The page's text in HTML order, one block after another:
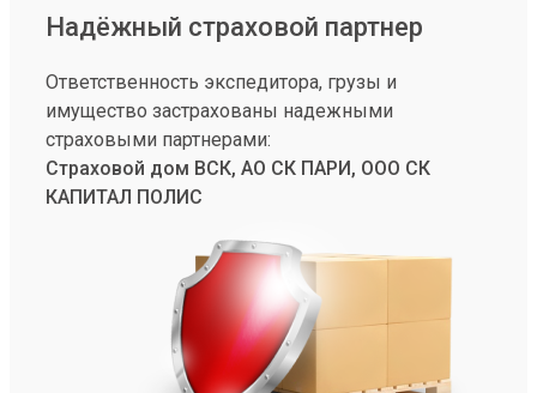
Надёжный страховой партнер
Ответственность экспедитора, грузы и
имущество застрахованы надежными
страховыми партнерами:
Страховой дом ВСК, АО СК ПАРИ, ООО СК
КАПИТАЛ ПОЛИС